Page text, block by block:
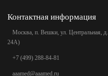
Контактная информация
Москва, п. Вешки, ул. Центральная,
24А)
+7 (499) 288-84-81
aaamed@aaamed.ru